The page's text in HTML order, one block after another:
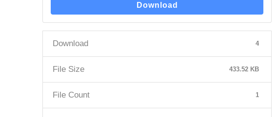
Download
Download 4
File Size 433.52 KB
File Count 1